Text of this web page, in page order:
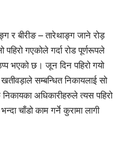
र बीरीङ – तारेथाङ्ग जाने रोड़
गएकोले गर्दा रोड पूर्णरूपले
भएको छ। जून दिन पहिरो गयो
सम्बन्धित निकायलाई सो
अधिकारीहरुले त्यस पहिरो
चाँडो काम गर्ने कुरामा लागी